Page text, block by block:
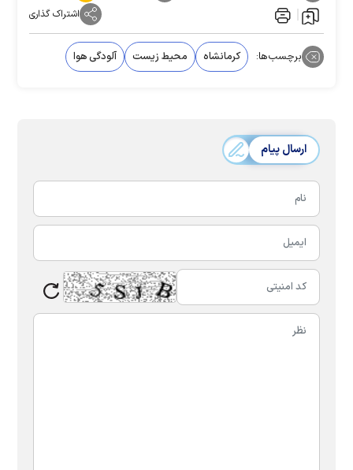
اشتراک گذاری
برچسب‌ها: کرمانشاه محیط زیست آلودگی هوا
ارسال پیام